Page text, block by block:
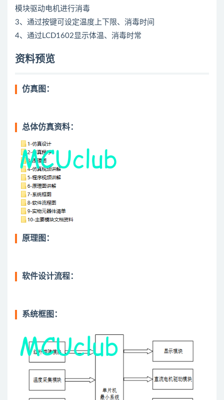
模块驱动电机进行消毒
3、通过按键可设定温度上下限、消毒时间
4、通过LCD1602显示体温、消毒时常
资料预览
仿真图：
总体仿真资料：
原理图：
软件设计流程：
系统框图：